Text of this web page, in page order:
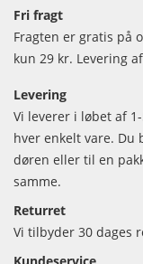
Fri fragt
Fragten er gratis på
kun 29 kr. Levering
Levering
Vi leverer i løbet af
hver enkelt vare. Du
døren eller til en
samme.
Returret
Vi tilbyder 30 dages